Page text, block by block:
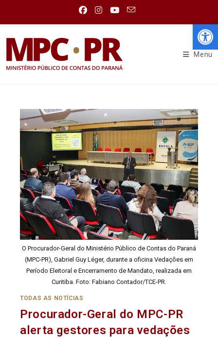
Menu
O Procurador-Geral do Ministério Público de Contas do Paraná
(MPC-PR), Gabriel Guy Léger, durante a oficina Vedações em
Período Eleitoral e Encerramento de Mandato, realizada em
Curitiba. Foto: Fabiano Contador/TCE-PR.
TODAS AS NOTÍCIAS
Procurador-Geral do MPC-PR
alerta gestores para vedações